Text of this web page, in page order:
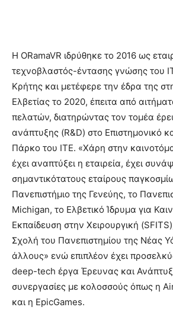
Η ORamaVR ιδρύθηκε το 2016 ως
τεχνοβλαστός-έντασης γνώσης του
Κρήτης και μετέφερε την έδρα της
Ελβετίας το 2020, έπειτα από
πελατών, διατηρώντας τον τομέα
ανάπτυξης (R&D) στο Επιστημονικό
Πάρκο του ΙΤΕ. «Χάρη στην
έχει αναπτύξει η εταιρεία, έχει
σημαντικότατους εταίρους
Πανεπιστήμιο της Γενεύης, το
Michigan, το Ελβετικό Ίδρυμα για
Εκπαίδευση στην Χειρουργική
Σχολή του Πανεπιστημίου της Νέας
άλλους» ενώ επιπλέον έχει
deep-tech έργα Έρευνας και
συνεργασίες με κολοσσούς όπως η
και η EpicGames.